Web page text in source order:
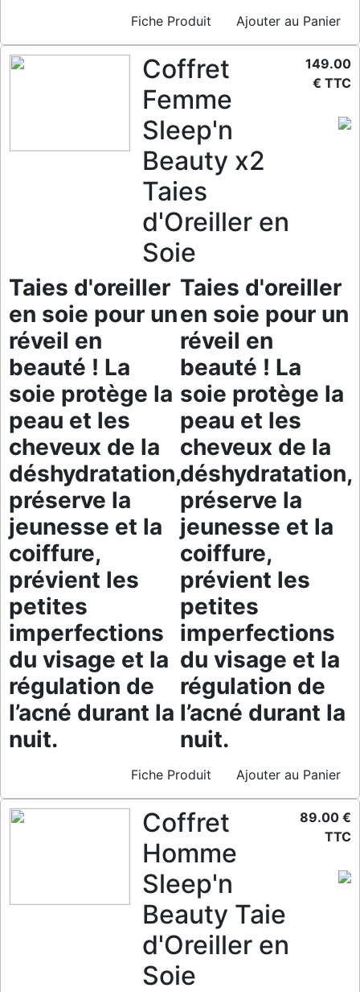
Fiche Produit Ajouter au Panier
Coffret
Femme
Sleep'n
Beauty x2
Taies
d'Oreiller en
Soie
Taies d'oreiller
en soie pour un
réveil en
beauté ! La
soie protège la
peau et les
cheveux de la
déshydratation,
préserve la
jeunesse et la
coiffure,
prévient les
petites
imperfections
du visage et la
régulation de
l’acné durant la
nuit.
Taies d'oreiller
en soie pour un
réveil en
beauté ! La
soie protège la
peau et les
cheveux de la
déshydratation,
préserve la
jeunesse et la
coiffure,
prévient les
petites
imperfections
du visage et la
régulation de
l’acné durant la
nuit.
149.00
€ TTC
Fiche Produit Ajouter au Panier
Coffret
Homme
Sleep'n
Beauty Taie
d'Oreiller en
Soie
89.00 €
TTC